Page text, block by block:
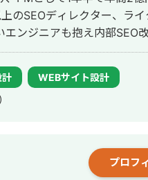
のSEOディレクター、ラ
ンジニアも抱え内部SEO
月間300本以上の記事制作
トの内部SEO改修の実行支
対応の統括。1年で対応し
計 WEBサイト設計
プロフ